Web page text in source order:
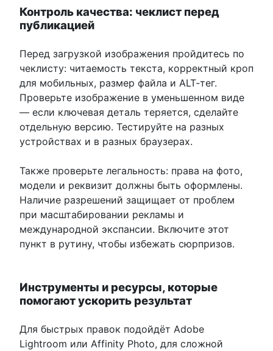
Контроль качества: чеклист перед
публикацией
Перед загрузкой изображения пройдитесь по
чеклисту: читаемость текста, корректный кроп
для мобильных, размер файла и ALT‑тег.
Проверьте изображение в уменьшенном виде
— если ключевая деталь теряется, сделайте
отдельную версию. Тестируйте на разных
устройствах и в разных браузерах.
Также проверьте легальность: права на фото,
модели и реквизит должны быть оформлены.
Наличие разрешений защищает от проблем
при масштабировании рекламы и
международной экспансии. Включите этот
пункт в рутину, чтобы избежать сюрпризов.
Инструменты и ресурсы, которые
помогают ускорить результат
Для быстрых правок подойдёт Adobe
Lightroom или Affinity Photo, для сложной